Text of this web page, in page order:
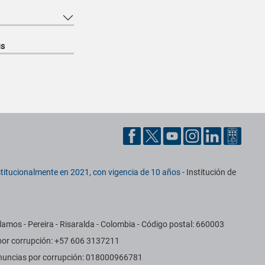
en 2021, con vigencia de 10 años- Institución de
- Pereira - Risaralda - Colombia - Código postal: 660003
corrupción: +57 606 3137211
por corrupción: 018000966781